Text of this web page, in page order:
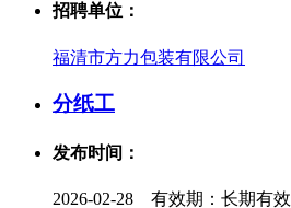
招聘单位：
福清市方力包装有限公司
分纸工
发布时间：
2026-02-28 有效期：长期有效